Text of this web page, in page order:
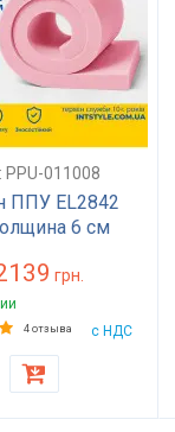
PPU-011008
ППУ EL2842
6 см
жесткий
топпера,
грн.
4 отзыва с НДС